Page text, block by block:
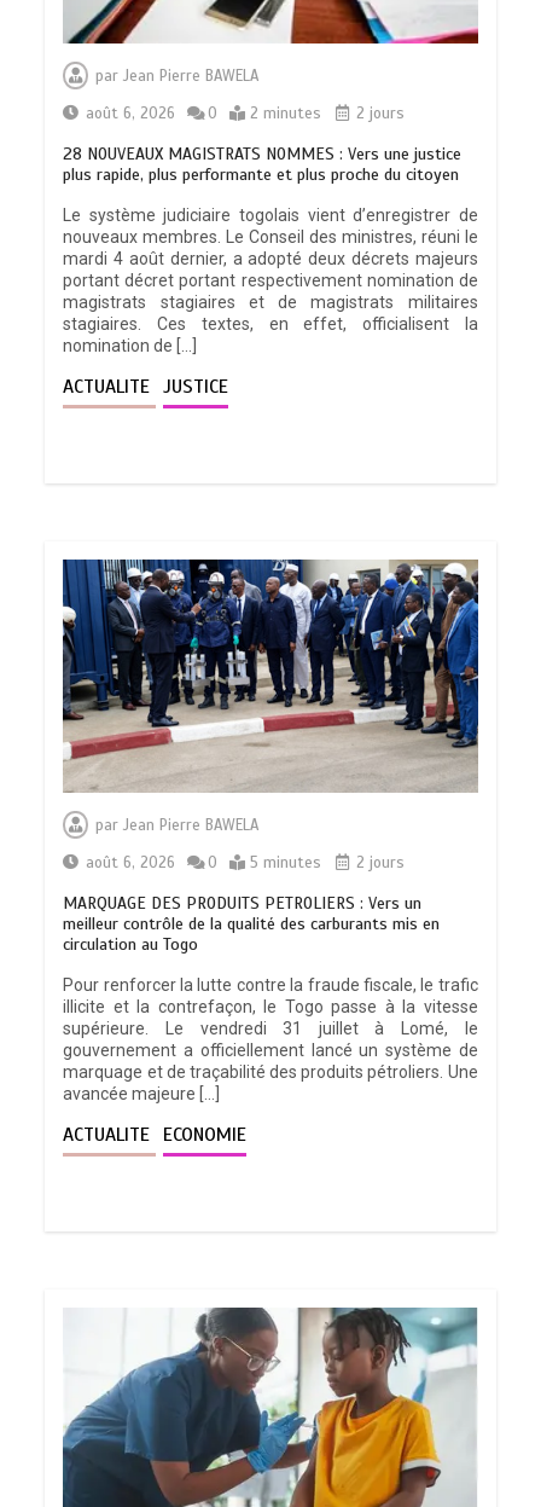
parJean Pierre BAWELA
août 6, 2026
0 2 minutes 2 jours
28 NOUVEAUX MAGISTRATS NOMMES : Vers une justice
plus rapide, plus performante et plus proche du citoyen
Le système judiciaire togolais vient d’enregistrer de
nouveaux membres. Le Conseil des ministres, réuni le
mardi 4 août dernier, a adopté deux décrets majeurs
portant décret portant respectivement nomination de
magistrats stagiaires et de magistrats militaires
stagiaires. Ces textes, en effet, officialisent la
nomination de […]
ACTUALITE JUSTICE
parJean Pierre BAWELA
août 6, 2026
0 5 minutes 2 jours
MARQUAGE DES PRODUITS PETROLIERS : Vers un
meilleur contrôle de la qualité des carburants mis en
circulation au Togo
Pour renforcer la lutte contre la fraude fiscale, le trafic
illicite et la contrefaçon, le Togo passe à la vitesse
supérieure. Le vendredi 31 juillet à Lomé, le
gouvernement a officiellement lancé un système de
marquage et de traçabilité des produits pétroliers. Une
avancée majeure […]
ACTUALITE ECONOMIE